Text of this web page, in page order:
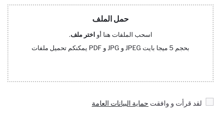
حمل الملف
اسحب الملفات هنا أو اختر ملف.
بحجم 5 ميجا بايت JPEG و JPG و PDF يمكنكم تحميل ملفات
لقد قرأت و وافقت حماية البيانات العامة